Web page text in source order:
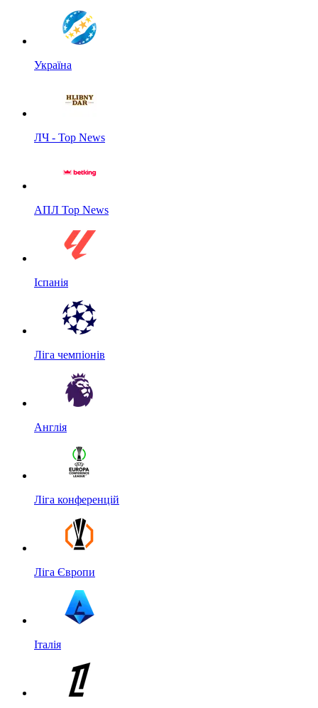
Україна
ЛЧ - Top News
АПЛ Top News
Іспанія
Ліга чемпіонів
Англія
Ліга конференцій
Ліга Європи
Італія